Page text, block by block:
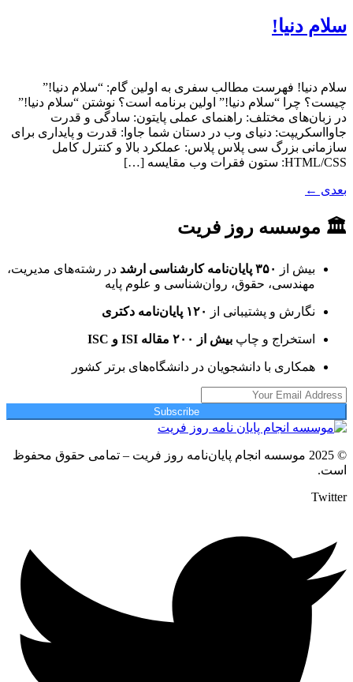
سلام دنیا!
سلام دنیا! فهرست مطالب سفری به اولین گام: “سلام دنیا!”
چیست؟ چرا “سلام دنیا!” اولین برنامه است؟ نوشتن “سلام دنیا!”
در زبان‌های مختلف: راهنمای عملی پایتون: سادگی و قدرت
جاوااسکریپت: دنیای وب در دستان شما جاوا: قدرت و پایداری برای
سازمانی بزرگ سی پلاس پلاس: عملکرد بالا و کنترل کامل
HTML/CSS: ستون فقرات وب مقایسه […]
بعدی ←
🏛 موسسه روز فریت
بیش از ۳۵۰ پایان‌نامه کارشناسی ارشد
در رشته‌های مدیریت،
مهندسی، حقوق، روان‌شناسی و علوم پایه
نگارش و پشتیبانی از ۱۲۰ پایان‌نامه دکتری
استخراج و چاپ بیش از ۲۰۰ مقاله ISI و ISC
همکاری با دانشجویان در دانشگاه‌های برتر کشور
Subscribe
© 2025 موسسه انجام پایان‌نامه روز فریت – تمامی حقوق محفوظ
است.
Twitter